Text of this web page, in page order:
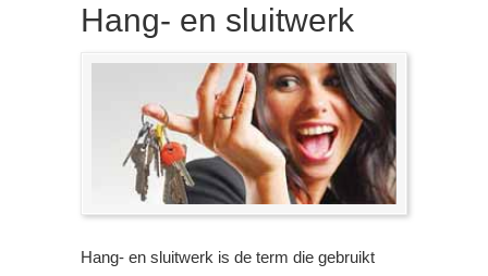
Hang- en sluitwerk
Hang- en sluitwerk is de term die gebruikt